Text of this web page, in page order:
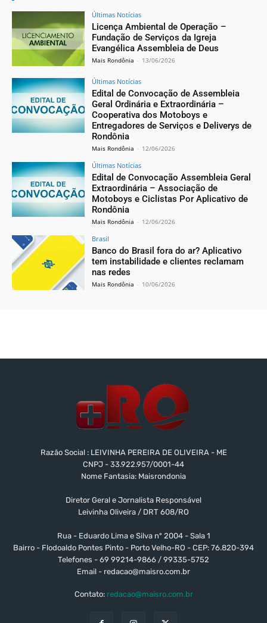
Últimas Notícias
Licença Ambiental de Operação –
Fundação de Serviços da Igreja
Evangélica Assembleia de Deus
Mais Rondônia - 13/06/2026
Últimas Notícias
Edital de Convocação de Assembleia
Geral Ordinária e Extraordinária –
Cooperativa dos Motoboys e
Entregadores de Serviços e Deliverys de
Rondônia
Mais Rondônia - 12/06/2026
Últimas Notícias
Edital de Convocação Assembleia Geral
Extraordinária – Associação de
Motoboys e Ciclistas Por Aplicativo de
Rondônia
Mais Rondônia - 12/06/2026
Brasil
Banco do Brasil fora do ar? Aplicativo
tem instabilidade e clientes reclamam
nas redes
Mais Rondônia - 10/06/2026
Razão Social : LEIVINHA PEREIRA DE OLIVEIRA - ME
CNPJ - 33.922.957/0001-44
Nome Fantasia: Maisrondonia
Diretor Geral e Jornalista Responsável
Leivinha Oliveira / DRT 608/RO
Rua - Eduardo Lima e Silva nº 2004 - Sala 1
Bairro - Flodoaldo Pontes Pinto - Porto Velho-RO - CEP: 76.820-394
Telefones - 69 99214-9866 / 99335-5752
Email - redacao@maisro.com.br
Contato: redacao@maisro.com.br